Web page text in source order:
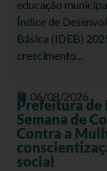
educação
Índice de
Básica (IDEB)
crescimento...
06/08/2026
Prefeitura de
Semana de
Contra a
social